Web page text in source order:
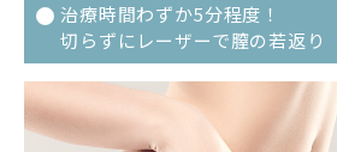
治療時間わずか5分程度！
切らずにレーザーで膣の若返り